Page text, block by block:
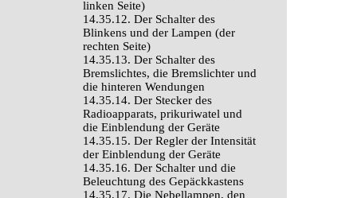
linken Seite)
14.35.12. Der Schalter des
Blinkens und der Lampen (der
rechten Seite)
14.35.13. Der Schalter des
Bremslichtes, die Bremslichter und
die hinteren Wendungen
14.35.14. Der Stecker des
Radioapparats, prikuriwatel und
die Einblendung der Geräte
14.35.15. Der Regler der Intensität
der Einblendung der Geräte
14.35.16. Der Schalter und die
Beleuchtung des Gepäckkastens
14.35.17. Die Nebellampen, den